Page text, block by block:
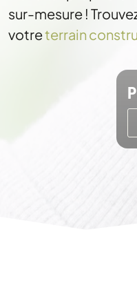
sur-mesure !
votreterrain